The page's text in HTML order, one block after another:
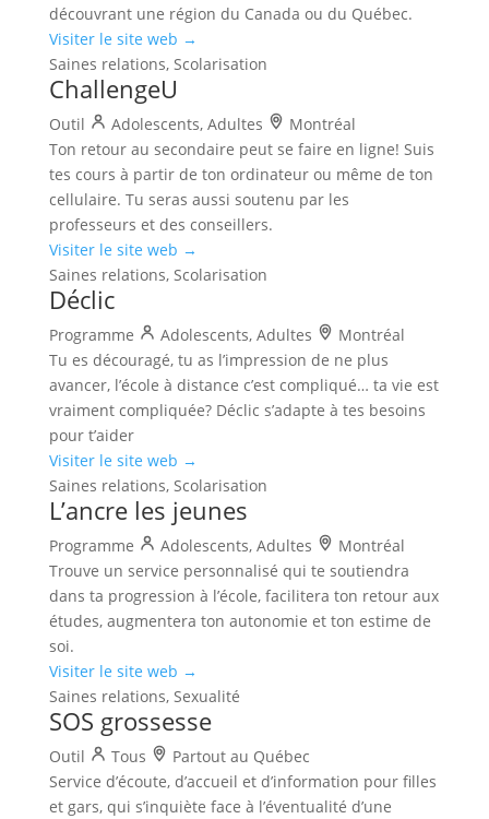
découvrant une région du Canada ou du Québec.
Visiter le site web →
Saines relations, Scolarisation
ChallengeU
Outil Adolescents, Adultes
Montréal
Ton retour au secondaire peut se faire en ligne! Suis
tes cours à partir de ton ordinateur ou même de ton
cellulaire. Tu seras aussi soutenu par les
professeurs et des conseillers.
Visiter le site web →
Saines relations, Scolarisation
Déclic
Programme Adolescents, Adultes
Montréal
Tu es découragé, tu as l’impression de ne plus
avancer, l’école à distance c’est compliqué… ta vie est
vraiment compliquée? Déclic s’adapte à tes besoins
pour t’aider
Visiter le site web →
Saines relations, Scolarisation
L’ancre les jeunes
Programme Adolescents, Adultes
Montréal
Trouve un service personnalisé qui te soutiendra
dans ta progression à l’école, facilitera ton retour aux
études, augmentera ton autonomie et ton estime de
soi.
Visiter le site web →
Saines relations, Sexualité
SOS grossesse
Outil Tous
Partout au Québec
Service d’écoute, d’accueil et d’information pour filles
et gars, qui s’inquiète face à l’éventualité d’une